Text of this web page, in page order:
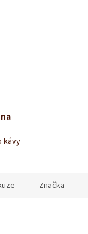
kávy
Značka